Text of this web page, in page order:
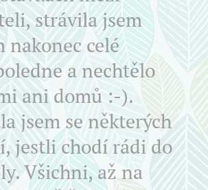
strávila jsem
nakonec celé
a nechtělo
ani domů :-).
jsem se některých
jestli chodí rádi do
Všichni, až na